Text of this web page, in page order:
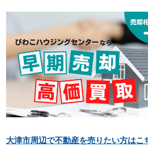
大津市周辺で不動産を売りたい方はこ